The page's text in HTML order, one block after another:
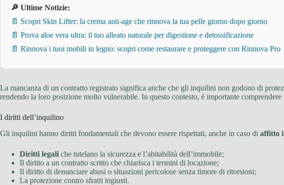
🔎 Ultime Notizie:
📄 Scopri Skin Lifter: la crema anti-age che rinnova la tua pelle giorno dopo giorno
📄 Prova aloe vera ultra: il tuo alleato naturale per digestione e detossificazione
📄 Rinnova i tuoi mobili in legno: scopri come restaurare e proteggere con Rinnova Pro
La mancanza di un contratto registrato significa anche che gli inquilini non godono di
rendendo la loro posizione molto vulnerabile. In questo contesto, è importante comprendere
I diritti dell’inquilino
Gli inquilini hanno diritti fondamentali che devono essere rispettati, anche in caso di affitto
Diritti legali che tutelano la sicurezza e l’abitabilità dell’immobile;
Il diritto a un contratto scritto che chiarisca i termini di locazione;
Il diritto di denunciare abusi o situazioni pericolose senza timore di ritorsioni;
La protezione contro sfratti ingiusti.